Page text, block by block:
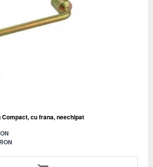
cu frana, neechipat